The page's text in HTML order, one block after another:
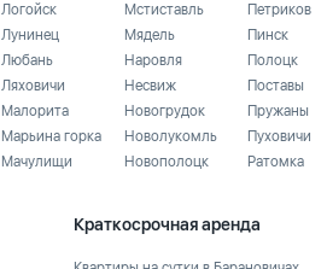
Логойск
Лунинец
Любань
Ляховичи
Малорита
Марьина горка
Мачулищи
Мстиставль
Мядель
Наровля
Несвиж
Новогрудок
Новолукомль
Новополоцк
Петриков
Пинск
Полоцк
Поставы
Пружаны
Пуховичи
Ратомка
Краткосрочная аренда